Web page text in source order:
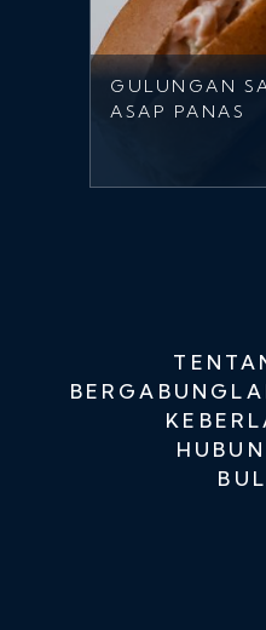
GULUNGAN
ASAP PANAS